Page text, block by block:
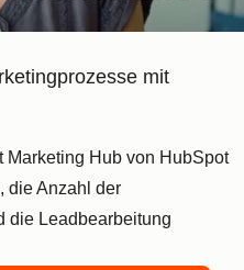
mit
Marketing Hub von HubSpot
die Anzahl der
die Leadbearbeitung